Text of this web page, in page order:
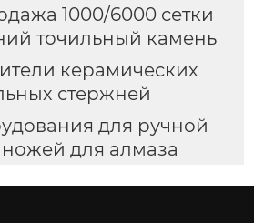
1000/6000 сетки
точильный камень
керамических
стержней
для ручной
ножей для алмаза